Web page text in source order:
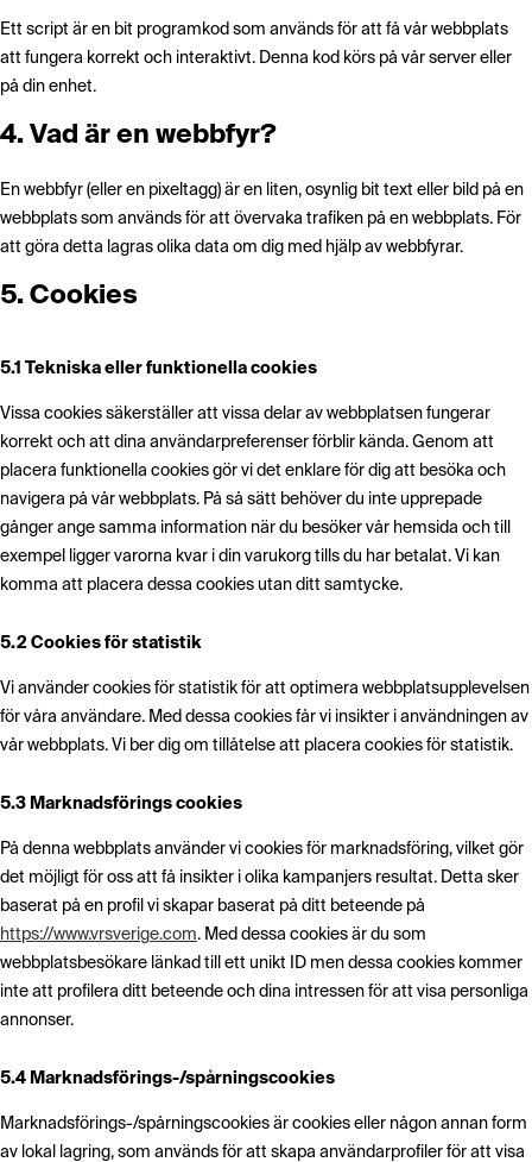
Ett script är en bit programkod som används för att få vår webbplats
att fungera korrekt och interaktivt. Denna kod körs på vår server eller
på din enhet.
4. Vad är en webbfyr?
En webbfyr (eller en pixeltagg) är en liten, osynlig bit text eller bild på en
webbplats som används för att övervaka trafiken på en webbplats. För
att göra detta lagras olika data om dig med hjälp av webbfyrar.
5. Cookies
5.1 Tekniska eller funktionella cookies
Vissa cookies säkerställer att vissa delar av webbplatsen fungerar
korrekt och att dina användarpreferenser förblir kända. Genom att
placera funktionella cookies gör vi det enklare för dig att besöka och
navigera på vår webbplats. På så sätt behöver du inte upprepade
gånger ange samma information när du besöker vår hemsida och till
exempel ligger varorna kvar i din varukorg tills du har betalat. Vi kan
komma att placera dessa cookies utan ditt samtycke.
5.2 Cookies för statistik
Vi använder cookies för statistik för att optimera webbplatsupplevelsen
för våra användare. Med dessa cookies får vi insikter i användningen av
vår webbplats. Vi ber dig om tillåtelse att placera cookies för statistik.
5.3 Marknadsförings cookies
På denna webbplats använder vi cookies för marknadsföring, vilket gör
det möjligt för oss att få insikter i olika kampanjers resultat. Detta sker
baserat på en profil vi skapar baserat på ditt beteende på
https://www.vrsverige.com. Med dessa cookies är du som
webbplatsbesökare länkad till ett unikt ID men dessa cookies kommer
inte att profilera ditt beteende och dina intressen för att visa personliga
annonser.
5.4 Marknadsförings-/spårningscookies
Marknadsförings-/spårningscookies är cookies eller någon annan form
av lokal lagring, som används för att skapa användarprofiler för att visa